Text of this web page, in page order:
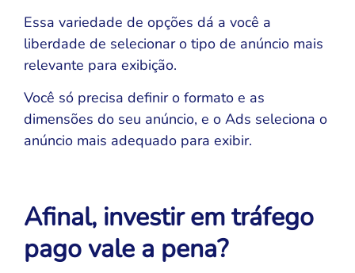
Essa variedade de opções dá a você a
liberdade de selecionar o tipo de anúncio mais
relevante para exibição.
Você só precisa definir o formato e as
dimensões do seu anúncio, e o Ads seleciona o
anúncio mais adequado para exibir.
Afinal, investir em tráfego
pago vale a pena?